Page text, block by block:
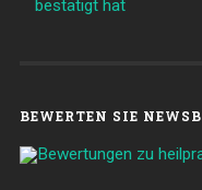
bestätigt hat
BEWERTEN SIE